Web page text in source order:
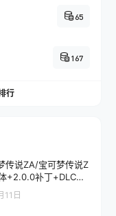
65
167
行
传说ZA/宝可梦传说Z
+2.0.0补丁+DLC
【含超次元爆涌】
11日